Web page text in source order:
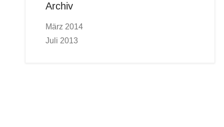
Archiv
März 2014
Juli 2013